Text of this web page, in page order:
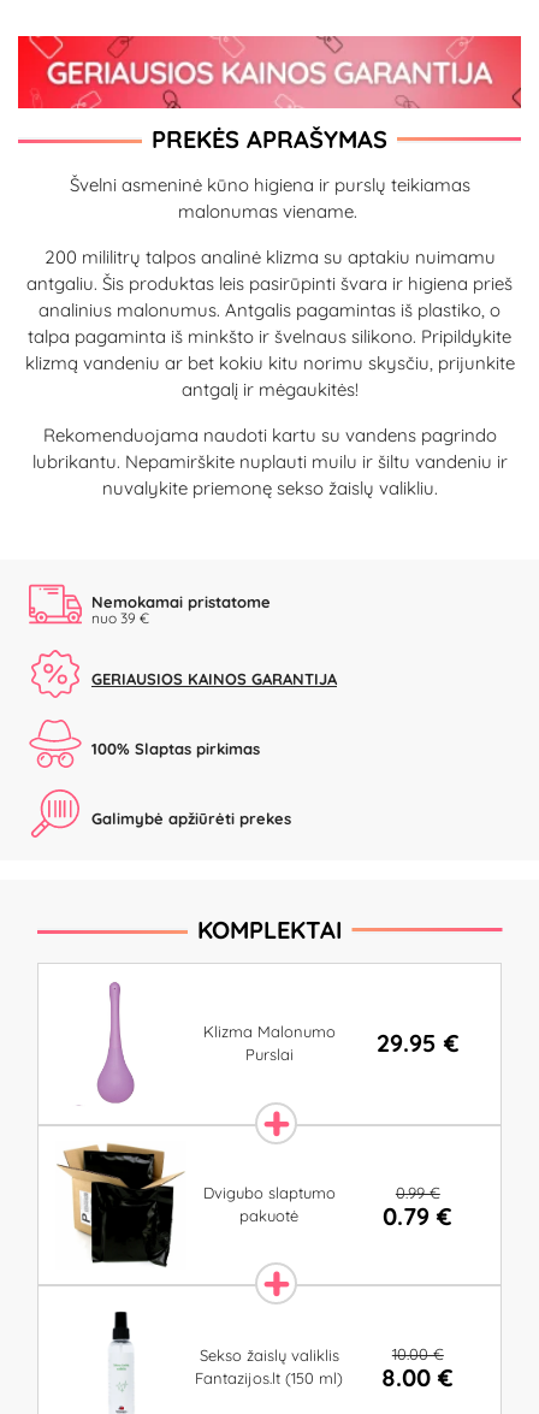
PREKĖS APRAŠYMAS
Švelni asmeninė kūno higiena ir purslų teikiamas
malonumas viename.
200 mililitrų talpos analinė klizma su aptakiu nuimamu
antgaliu. Šis produktas leis pasirūpinti švara ir higiena prieš
analinius malonumus. Antgalis pagamintas iš plastiko, o
talpa pagaminta iš minkšto ir švelnaus silikono. Pripildykite
klizmą vandeniu ar bet kokiu kitu norimu skysčiu, prijunkite
antgalį ir mėgaukitės!
Rekomenduojama naudoti kartu su vandens pagrindo
lubrikantu. Nepamirškite nuplauti muilu ir šiltu vandeniu ir
nuvalykite priemonę sekso žaislų valikliu.
Nemokamai pristatome
nuo 39 €
GERIAUSIOS KAINOS GARANTIJA
100% Slaptas pirkimas
Galimybė apžiūrėti prekes
KOMPLEKTAI
Klizma Malonumo
Purslai
29.95 €
Dvigubo slaptumo
pakuotė
0.99 €
0.79 €
Sekso žaislų valiklis
Fantazijos.lt (150 ml)
10.00 €
8.00 €